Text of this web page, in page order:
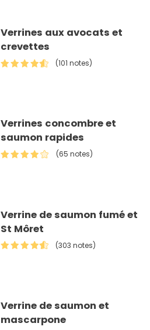
Verrines aux avocats et
crevettes
(101 notes)
Verrines concombre et
saumon rapides
(65 notes)
Verrine de saumon fumé et
St Môret
(303 notes)
Verrine de saumon et
mascarpone